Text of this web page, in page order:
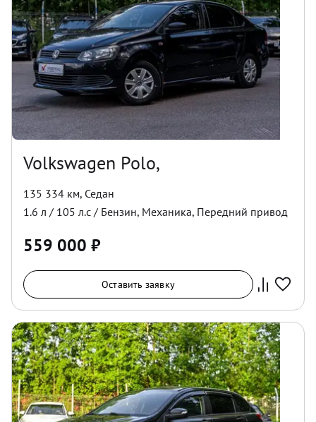
Volkswagen Polo,
135 334 км, Седан
1.6 л / 105 л.с / Бензин, Механика, Передний привод
559 000 ₽
Оставить заявку